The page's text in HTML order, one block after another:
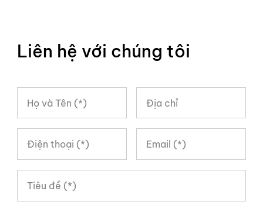
Liên hệ với chúng tôi